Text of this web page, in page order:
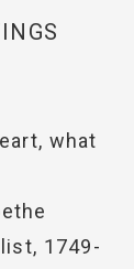
what
1749-